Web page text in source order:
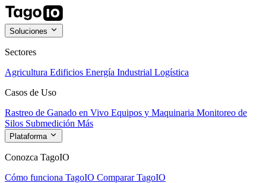
Soluciones
Sectores
Agricultura Edificios Energía Industrial Logística
Casos de Uso
Rastreo de Ganado en Vivo Equipos y Maquinaria Monitoreo de
Silos Submedición Más
Plataforma
Conozca TagoIO
Cómo funciona TagoIO Comparar TagoIO